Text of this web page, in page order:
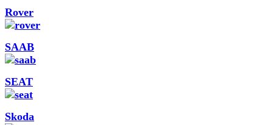
Rover
SAAB
SEAT
Skoda